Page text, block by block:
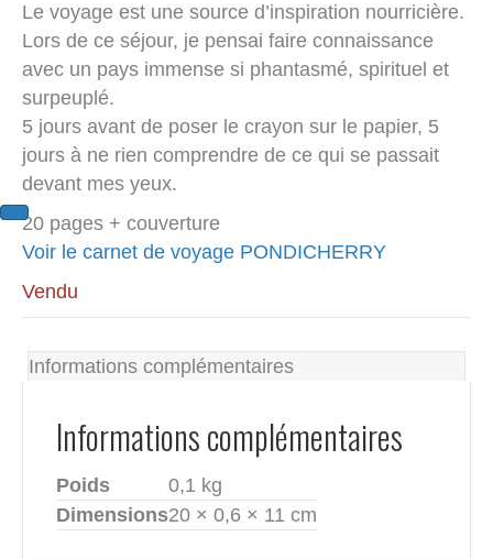
Le voyage est une source d’inspiration nourricière.
Lors de ce séjour, je pensai faire connaissance
avec un pays immense si phantasmé, spirituel et
surpeuplé.
5 jours avant de poser le crayon sur le papier, 5
jours à ne rien comprendre de ce qui se passait
devant mes yeux.
20 pages + couverture
Voir le carnet de voyage PONDICHERRY
Informations complémentaires
Informations complémentaires
Poids
0,1 kg
Dimensions20 × 0,6 × 11 cm